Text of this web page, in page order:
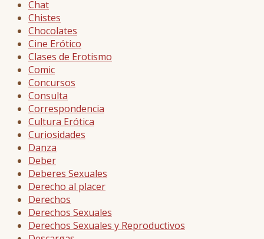
Chat
Chistes
Chocolates
Cine Erótico
Clases de Erotismo
Comic
Concursos
Consulta
Correspondencia
Cultura Erótica
Curiosidades
Danza
Deber
Deberes Sexuales
Derecho al placer
Derechos
Derechos Sexuales
Derechos Sexuales y Reproductivos